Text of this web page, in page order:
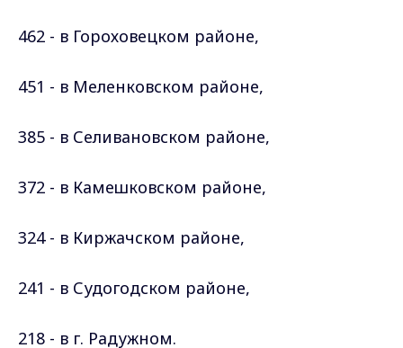
462 - в Гороховецком районе,
451 - в Меленковском районе,
385 - в Селивановском районе,
372 - в Камешковском районе,
324 - в Киржачском районе,
241 - в Судогодском районе,
218 - в г. Радужном.